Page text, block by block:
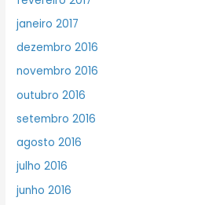
janeiro 2017
dezembro 2016
novembro 2016
outubro 2016
setembro 2016
agosto 2016
julho 2016
junho 2016